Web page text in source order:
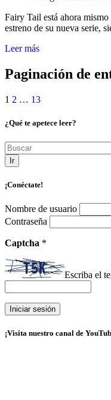
Fairy Tail está ahora
estreno de su nueva serie,
Leer más
Paginación de
1 2 … 13
¿Qué te apetece leer?
Ir
¡Conéctate!
Nombre de usuario
Contraseña
Captcha *
Escriba el
¡Visita nuestro canal de